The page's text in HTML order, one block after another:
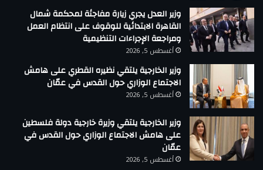
وزير العدل يجري زيارة مفاجئة لمحكمة شمال
القاهرة الابتدائية للوقوف على انتظام العمل
ومراجعة الإجراءات التنظيمية
أغسطس 5, 2026
وزير الخارجية يلتقي نظيره القطري على هامش
الاجتماع الوزاري حول القدس في عمّان
أغسطس 5, 2026
وزير الخارجية يلتقي وزيرة خارجية دولة فلسطين
على هامش الاجتماع الوزاري حول القدس في
عمّان
أغسطس 5, 2026